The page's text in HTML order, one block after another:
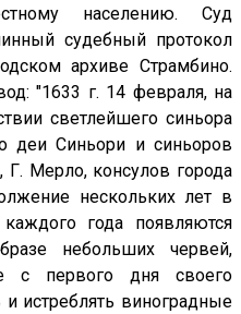
населению. Суд
судебный протокол
архиве Страмбино.
"1633 г. 14 февраля, на
светлейшего синьора
деи Синьори и синьоров
Мерло, консулов города
нескольких лет в
года появляются
небольших червей,
с первого дня своего
истреблять виноградные